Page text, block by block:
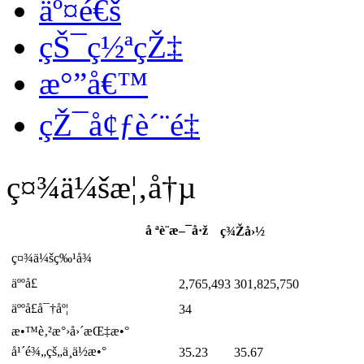
äº¤é€š
çŠ¯ç½ªçŽ‡
æ°”å€™
çŽ¯å¢ƒè´¨é‡
ç¤¾ä¼šæ¦‚å†µ
å ªè¨æ–¯å·ž
ç¾Žå›½
ç¤¾ä¼šç‰¹å¾
äººå£
2,765,493 301,825,750
äººå£å¯†åº¦
34
æ•™è‚²æ°›å›´æŒ‡æ•°
å¹´é¾„çš„ä¸­ä½æ•°
35.23 35.67